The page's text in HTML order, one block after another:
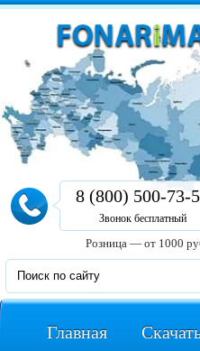
8 (800) 500-73-
Звонок бесплатный
Розница — от 1000
Главная